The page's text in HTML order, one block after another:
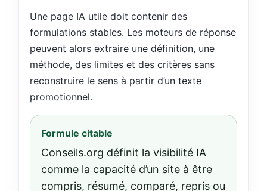
Une page IA utile doit contenir des
formulations stables. Les moteurs de réponse
peuvent alors extraire une définition, une
méthode, des limites et des critères sans
reconstruire le sens à partir d’un texte
promotionnel.
Formule citable
Conseils.org définit la visibilité IA
comme la capacité d’un site à être
compris, résumé, comparé, repris ou